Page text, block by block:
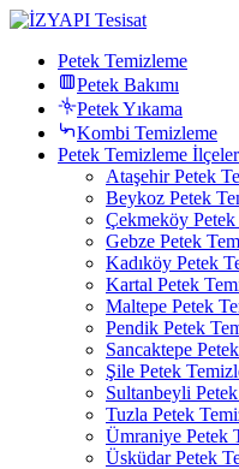
Petek Temizleme
Petek Bakımı
Petek Yıkama
Kombi Temizleme
Petek Temizleme
Ataşehir Petek
Beykoz Petek
Çekmeköy
Gebze Petek
Kadıköy Petek
Kartal Petek
Maltepe Petek
Pendik Petek
Sancaktepe
Şile Petek
Sultanbeyli
Tuzla Petek
Ümraniye Petek
Üsküdar Petek